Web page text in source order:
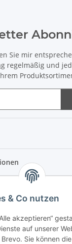
& Co nutzen
akzeptieren“
auf unserer
Sie können
Sie mir
regelmäßig und